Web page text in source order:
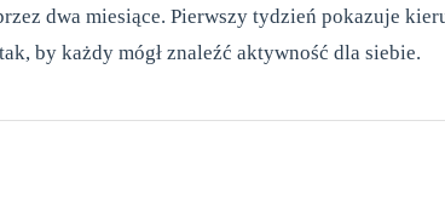
dwa miesiące. Pierwszy tydzień pokazuje
by każdy mógł znaleźć aktywność dla siebie.